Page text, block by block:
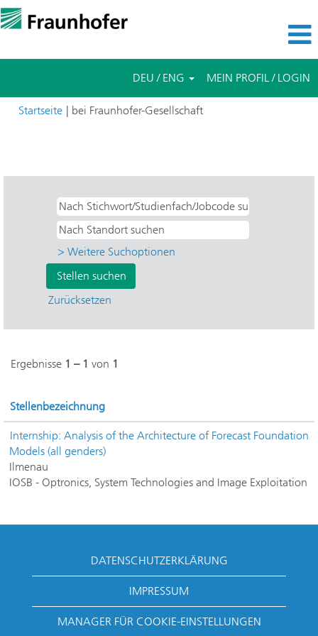
DEU / ENG MEIN PROFIL / LOGIN
Startseite | bei Fraunhofer-Gesellschaft(aktuelle
> Weitere Suchoptionen
Zurücksetzen
Ergebnisse 1 – 1 von 1
Stellenbezeichnung
Internship: Analysis of the Architecture of Forecast Foundation
Models (all genders)
Ilmenau
IOSB - Optronics, System Technologies and Image Exploitation
DATENSCHUTZERKLÄRUNG
IMPRESSUM
MANAGER FÜR COOKIE-EINSTELLUNGEN